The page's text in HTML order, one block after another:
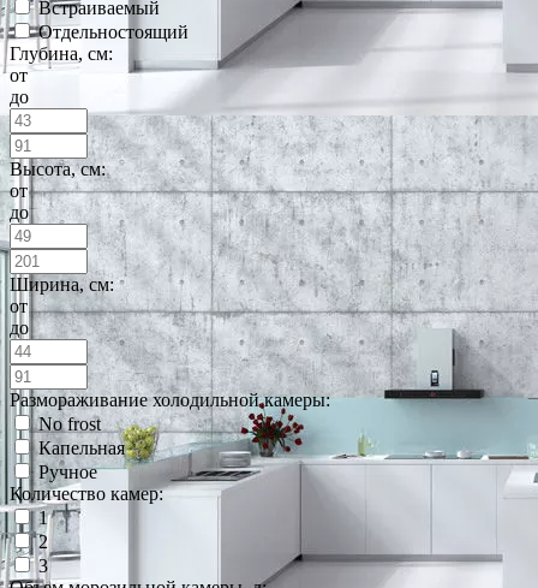
Встраиваемый
Отдельностоящий
Глубина, см:
от
до
Высота, см:
от
до
Ширина, см:
от
до
Размораживание холодильной камеры:
No frost
Капельная
Ручное
Количество камер:
1
2
3